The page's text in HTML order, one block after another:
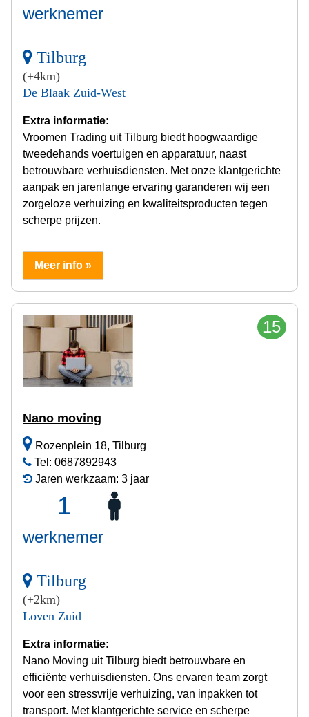
werknemer
Tilburg
(+4km)
De Blaak Zuid-West
Extra informatie:
Vroomen Trading uit Tilburg biedt hoogwaardige
tweedehands voertuigen en apparatuur, naast
betrouwbare verhuisdiensten. Met onze klantgerichte
aanpak en jarenlange ervaring garanderen wij een
zorgeloze verhuizing en kwaliteitsproducten tegen
scherpe prijzen.
Meer info »
15
Nano moving
Rozenplein 18, Tilburg
Tel: 0687892943
Jaren werkzaam: 3 jaar
1
werknemer
Tilburg
(+2km)
Loven Zuid
Extra informatie:
Nano Moving uit Tilburg biedt betrouwbare en
efficiënte verhuisdiensten. Ons ervaren team zorgt
voor een stressvrije verhuizing, van inpakken tot
transport. Met klantgerichte service en scherpe